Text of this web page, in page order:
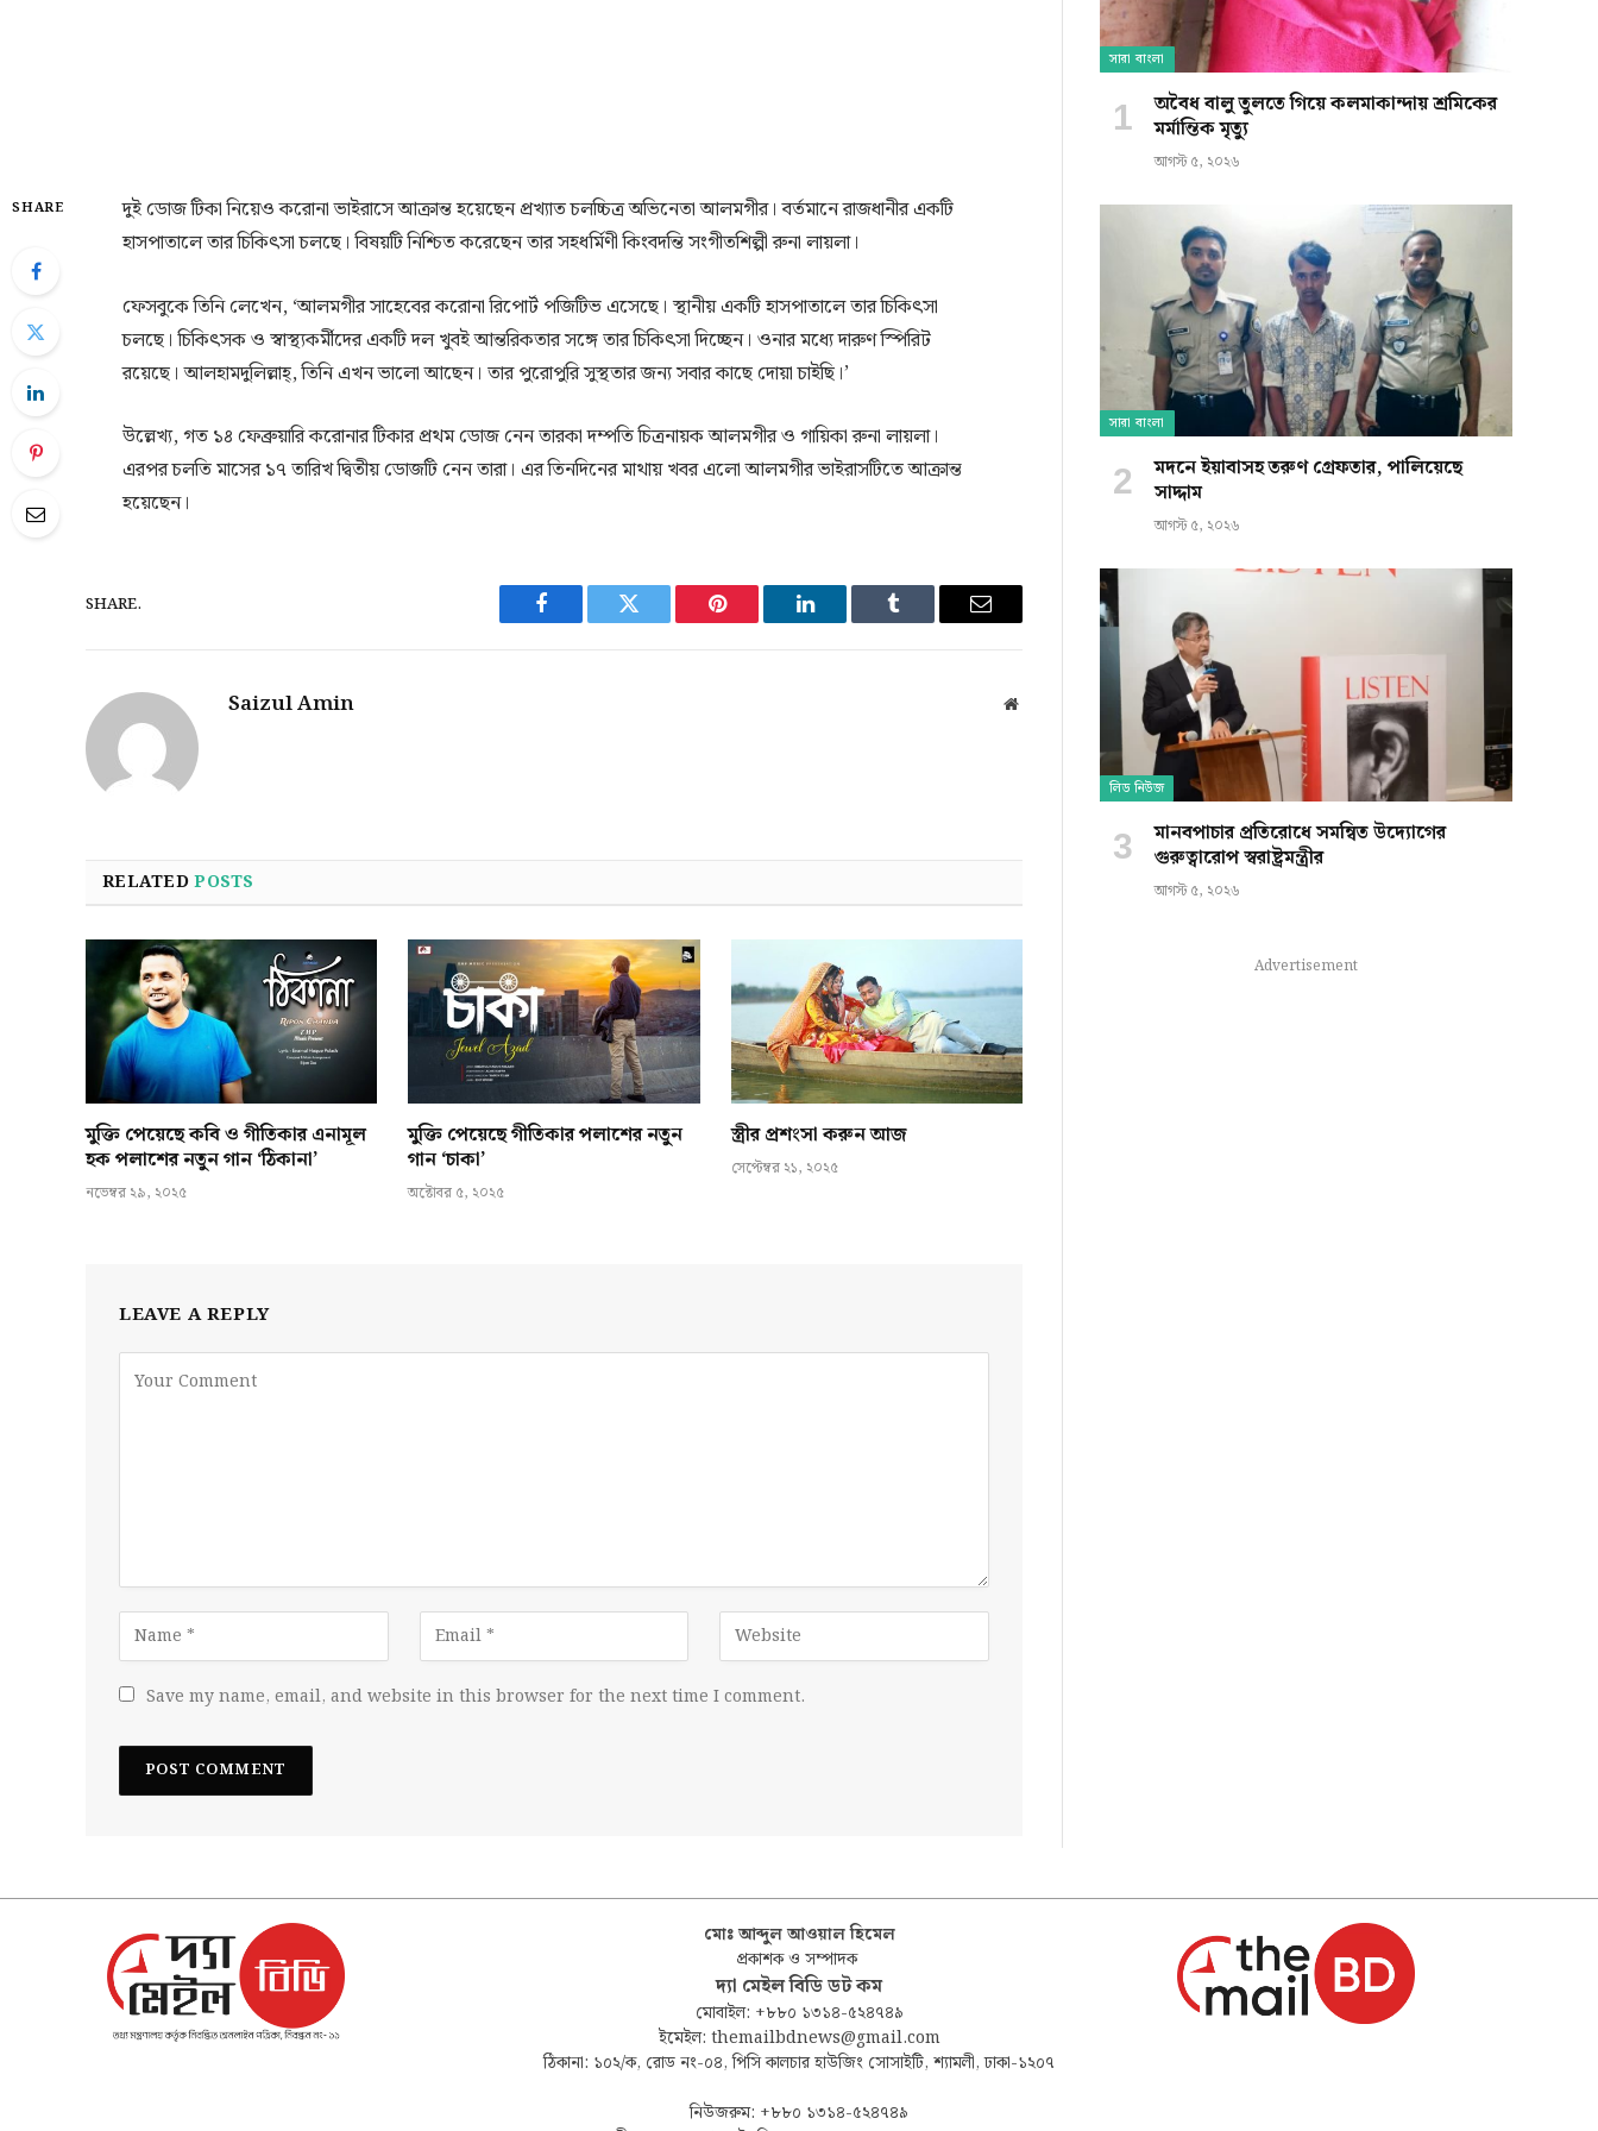
SHARE
দুই ডোজ টিকা নিয়েও করোনা ভাইরাসে আক্রান্ত হয়েছেন প্রখ্যাত চলচ্চিত্র অভিনেতা আলমগীর। বর্তমানে রাজধানীর একটি
হাসপাতালে তার চিকিৎসা চলছে। বিষয়টি নিশ্চিত করেছেন তার সহধর্মিণী কিংবদন্তি সংগীতশিল্পী রুনা লায়লা।
ফেসবুকে তিনি লেখেন, ‘আলমগীর সাহেবের করোনা রিপোর্ট পজিটিভ এসেছে। স্থানীয় একটি হাসপাতালে তার চিকিৎসা
চলছে। চিকিৎসক ও স্বাস্থ্যকর্মীদের একটি দল খুবই আন্তরিকতার সঙ্গে তার চিকিৎসা দিচ্ছেন। ওনার মধ্যে দারুণ স্পিরিট
রয়েছে। আলহামদুলিল্লাহ্‌, তিনি এখন ভালো আছেন। তার পুরোপুরি সুস্থতার জন্য সবার কাছে দোয়া চাইছি।’
উল্লেখ্য, গত ১৪ ফেব্রুয়ারি করোনার টিকার প্রথম ডোজ নেন তারকা দম্পতি চিত্রনায়ক আলমগীর ও গায়িকা রুনা লায়লা।
এরপর চলতি মাসের ১৭ তারিখ দ্বিতীয় ডোজটি নেন তারা। এর তিনদিনের মাথায় খবর এলো আলমগীর ভাইরাসটিতে আক্রান্ত
হয়েছেন।
SHARE.
Facebook Twitter Pinterest LinkedIn Tumblr Email
Saizul Amin Website
RELATEDPOSTS
মুক্তি পেয়েছে কবি ও গীতিকার এনামূল
হক পলাশের নতুন গান ‘ঠিকানা’
নভেম্বর ২৯, ২০২৫
মুক্তি পেয়েছে গীতিকার পলাশের নতুন
গান ‘চাকা’
অক্টোবর ৫, ২০২৫
স্ত্রীর প্রশংসা করুন আজ
সেপ্টেম্বর ২১, ২০২৫
LEAVE A REPLY
Save my name, email, and website in this browser for the next time I comment.
সারা বাংলা
অবৈধ বালু তুলতে গিয়ে কলমাকান্দায় শ্রমিকের
মর্মান্তিক মৃত্যু
আগস্ট ৫, ২০২৬
সারা বাংলা
মদনে ইয়াবাসহ তরুণ গ্রেফতার, পালিয়েছে
সাদ্দাম
আগস্ট ৫, ২০২৬
লিড নিউজ
মানবপাচার প্রতিরোধে সমন্বিত উদ্যোগের
গুরুত্বারোপ স্বরাষ্ট্রমন্ত্রীর
আগস্ট ৫, ২০২৬
Advertisement
মোঃ আব্দুল আওয়াল হিমেল
প্রকাশক ও সম্পাদক
দ্যা মেইল বিডি ডট কম
মোবাইল: +৮৮০ ১৩১৪-৫২৪৭৪৯
ইমেইল: themailbdnews@gmail.com
ঠিকানা: ১০২/ক, রোড নং-০৪, পিসি কালচার হাউজিং সোসাইটি, শ্যামলী, ঢাকা-১২০৭
নিউজরুম: +৮৮০ ১৩১৪-৫২৪৭৪৯